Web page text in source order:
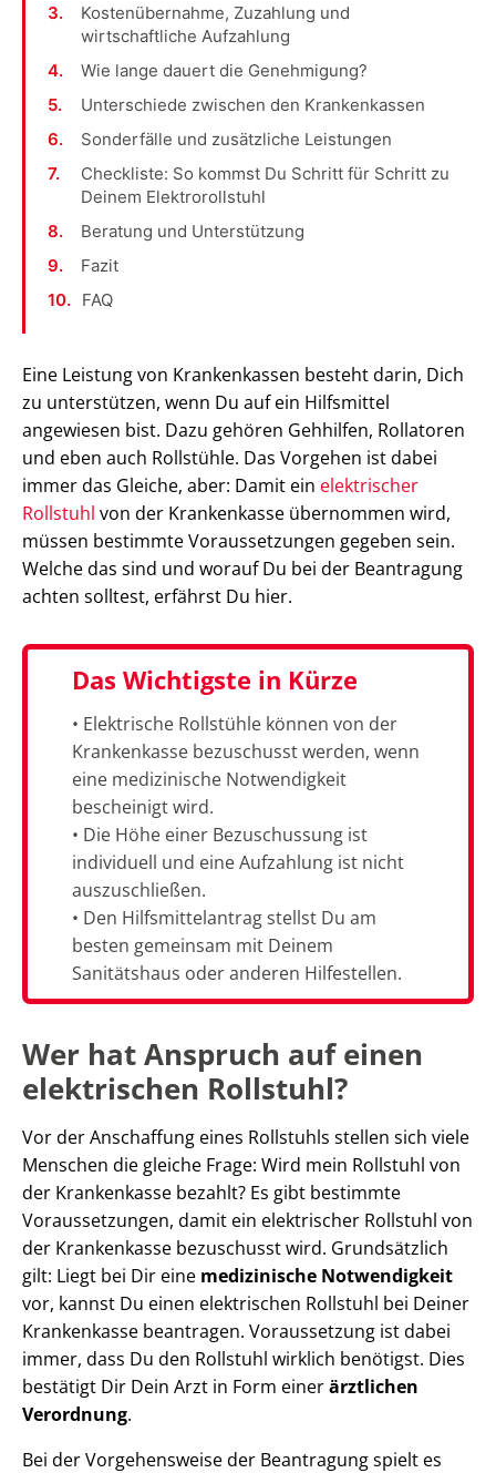
Kostenübernahme, Zuzahlung und
wirtschaftliche Aufzahlung
Wie lange dauert die Genehmigung?
Unterschiede zwischen den Krankenkassen
Sonderfälle und zusätzliche Leistungen
Checkliste: So kommst Du Schritt für Schritt zu
Deinem Elektrorollstuhl
Beratung und Unterstützung
Fazit
FAQ
Eine Leistung von Krankenkassen besteht darin, Dich
zu unterstützen, wenn Du auf ein Hilfsmittel
angewiesen bist. Dazu gehören Gehhilfen, Rollatoren
und eben auch Rollstühle. Das Vorgehen ist dabei
immer das Gleiche, aber: Damit ein elektrischer
Rollstuhl von der Krankenkasse übernommen wird,
müssen bestimmte Voraussetzungen gegeben sein.
Welche das sind und worauf Du bei der Beantragung
achten solltest, erfährst Du hier.
Das Wichtigste in Kürze
• Elektrische Rollstühle können von der
Krankenkasse bezuschusst werden, wenn
eine medizinische Notwendigkeit
bescheinigt wird.
• Die Höhe einer Bezuschussung ist
individuell und eine Aufzahlung ist nicht
auszuschließen.
• Den Hilfsmittelantrag stellst Du am
besten gemeinsam mit Deinem
Sanitätshaus oder anderen Hilfestellen.
Wer hat Anspruch auf einen
elektrischen Rollstuhl?
Vor der Anschaffung eines Rollstuhls stellen sich viele
Menschen die gleiche Frage: Wird mein Rollstuhl von
der Krankenkasse bezahlt? Es gibt bestimmte
Voraussetzungen, damit ein elektrischer Rollstuhl von
der Krankenkasse bezuschusst wird. Grundsätzlich
gilt: Liegt bei Dir eine medizinische Notwendigkeit
vor, kannst Du einen elektrischen Rollstuhl bei Deiner
Krankenkasse beantragen. Voraussetzung ist dabei
immer, dass Du den Rollstuhl wirklich benötigst. Dies
bestätigt Dir Dein Arzt in Form einerärztlichen
Verordnung.
Bei der Vorgehensweise der Beantragung spielt es